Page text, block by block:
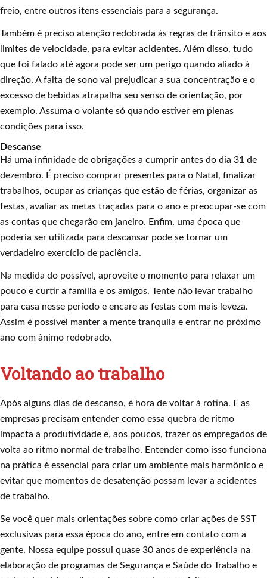
freio, entre outros itens essenciais para a segurança.
Também é preciso atenção redobrada às regras de trânsito e aos
limites de velocidade, para evitar acidentes. Além disso, tudo
que foi falado até agora pode ser um perigo quando aliado à
direção. A falta de sono vai prejudicar a sua concentração e o
excesso de bebidas atrapalha seu senso de orientação, por
exemplo. Assuma o volante só quando estiver em plenas
condições para isso.
Descanse
Há uma infinidade de obrigações a cumprir antes do dia 31 de
dezembro. É preciso comprar presentes para o Natal, finalizar
trabalhos, ocupar as crianças que estão de férias, organizar as
festas, avaliar as metas traçadas para o ano e preocupar-se com
as contas que chegarão em janeiro. Enfim, uma época que
poderia ser utilizada para descansar pode se tornar um
verdadeiro exercício de paciência.
Na medida do possível, aproveite o momento para relaxar um
pouco e curtir a família e os amigos. Tente não levar trabalho
para casa nesse período e encare as festas com mais leveza.
Assim é possível manter a mente tranquila e entrar no próximo
ano com ânimo redobrado.
Voltando ao trabalho
Após alguns dias de descanso, é hora de voltar à rotina. E as
empresas precisam entender como essa quebra de ritmo
impacta a produtividade e, aos poucos, trazer os empregados de
volta ao ritmo normal de trabalho. Entender como isso funciona
na prática é essencial para criar um ambiente mais harmônico e
evitar que momentos de desatenção possam levar a acidentes
de trabalho.
Se você quer mais orientações sobre como criar ações de SST
exclusivas para essa época do ano, entre em contato com a
gente. Nossa equipe possui quase 30 anos de experiência na
elaboração de programas de Segurança e Saúde do Trabalho e